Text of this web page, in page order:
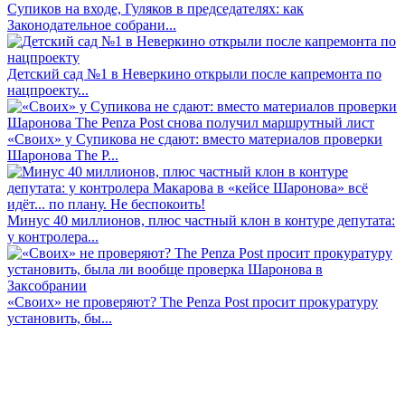
Супиков на входе, Гуляков в председателях: как
Законодательное собрани...
Детский сад №1 в Неверкино открыли после капремонта по
нацпроекту...
«Своих» у Супикова не сдают: вместо материалов проверки
Шаронова The P...
Минус 40 миллионов, плюс частный клон в контуре депутата:
у контролера...
«Своих» не проверяют? The Penza Post просит прокуратуру
установить, бы...